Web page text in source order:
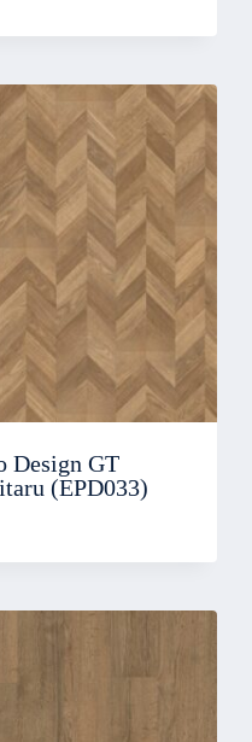
Design GT
(EPD033)